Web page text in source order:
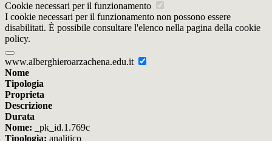
Cookie necessari per il funzionamento
I cookie necessari per il funzionamento non possono essere
disabilitati. È possibile consultare l'elenco nella pagina della cookie
policy.
www.alberghieroarzachena.edu.it
Nome
Tipologia
Proprieta
Descrizione
Durata
Nome: _pk_id.1.769c
Tipologia: analitico